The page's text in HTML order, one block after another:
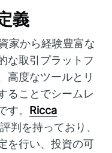
義
家から経験豊富な
な取引プラットフ
高度なツールとリ
ることでシームレ
す。 Ricca
判を持っており、
を行い、投資の可